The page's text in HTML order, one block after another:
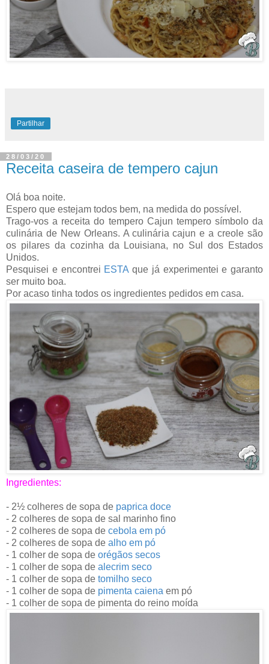
Partilhar
28/03/20
Receita caseira de tempero cajun
Olá boa noite.
Espero que estejam todos bem, na medida do possível.
Trago-vos a receita do tempero Cajun tempero símbolo da
culinária de New Orleans. A culinária cajun e a creole são
os pilares da cozinha da Louisiana, no Sul dos Estados
Unidos.
Pesquisei e encontrei ESTA que já experimentei e garanto
ser muito boa.
Por acaso tinha todos os ingredientes pedidos em casa.
Ingredientes:
- 2½ colheres de sopa de paprica doce
- 2 colheres de sopa de sal marinho fino
- 2 colheres de sopa de cebola em pó
- 2 colheres de sopa de alho em pó
- 1 colher de sopa de orégãos secos
- 1 colher de sopa de alecrim seco
- 1 colher de sopa de tomilho seco
- 1 colher de sopa de pimenta caiena em pó
- 1 colher de sopa de pimenta do reino moída